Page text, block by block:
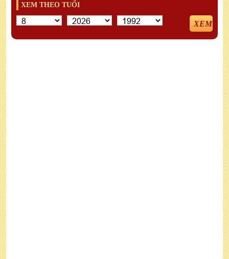
XEM THEO TUỔI
XEM